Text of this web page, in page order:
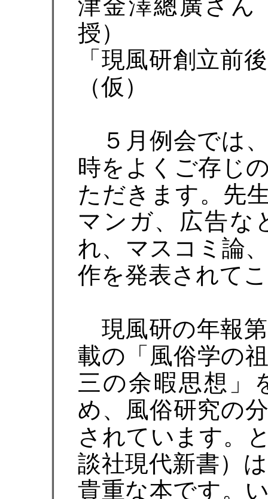
津金澤總廣さん
授）
「現風研創立前
（仮）
５月例会では
時をよくご存じ
ただきます。先
マンガ、広告な
れ、マスコミ論
作を発表されて
現風研の年報
載の「風俗学の
三の余暇思想」
め、風俗研究の
されています。
談社現代新書）
貴重な本です。